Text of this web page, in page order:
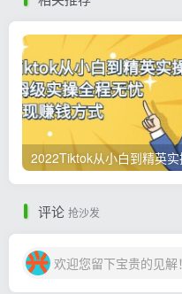
评论 抢沙发
欢迎您留下宝贵的见解！